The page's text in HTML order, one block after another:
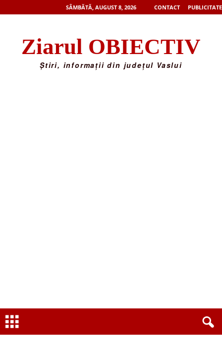
SÂMBĂTĂ, AUGUST 8, 2026 CONTACT PUBLICITATE
Ziarul OBIECTIV
Știri, informații din județul Vaslui